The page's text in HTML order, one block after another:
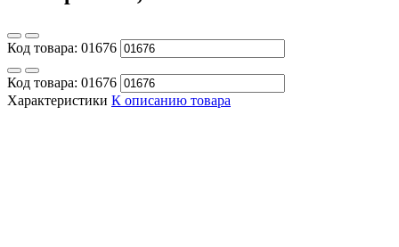
Код товара: 01676
Код товара: 01676
Характеристики К описанию товара